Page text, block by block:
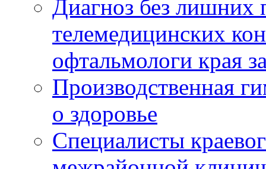
Диагноз без лишних
телемедицинских
офтальмологи края
Производственная
о здоровье
Специалисты